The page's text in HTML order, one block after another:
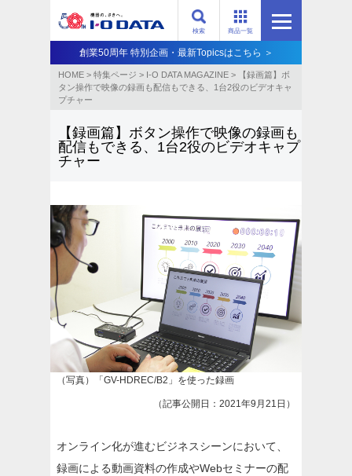
商品一覧
検索
創業50周年 特別企画・最新Topicsはこちら ＞
HOME > 特集ページ > I-O DATA MAGAZINE >
【録画篇】ボ
タン操作で映像の録画も配信もできる、1台2役のビデオキャ
プチャー
【録画篇】ボタン操作で映像の録画も
配信もできる、1台2役のビデオキャプ
チャー
（写真）「GV-HDREC/B2」を使った録画
（記事公開日：2021年9月21日）
オンライン化が進むビジネスシーンにおいて、
録画による動画資料の作成やWebセミナーの配